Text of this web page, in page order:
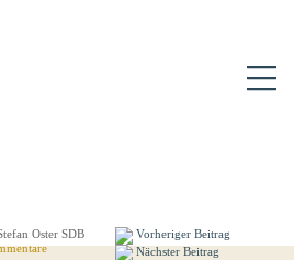
Oster SDB
Vorheriger Beitrag
Nächster Beitrag